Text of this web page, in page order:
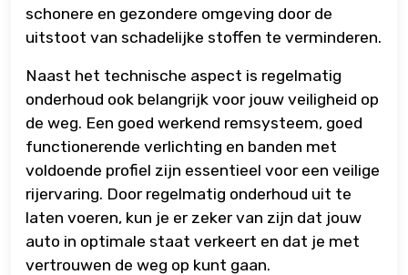
schonere en gezondere omgeving door de
uitstoot van schadelijke stoffen te verminderen.
Naast het technische aspect is regelmatig
onderhoud ook belangrijk voor jouw veiligheid op
de weg. Een goed werkend remsysteem, goed
functionerende verlichting en banden met
voldoende profiel zijn essentieel voor een veilige
rijervaring. Door regelmatig onderhoud uit te
laten voeren, kun je er zeker van zijn dat jouw
auto in optimale staat verkeert en dat je met
vertrouwen de weg op kunt gaan.